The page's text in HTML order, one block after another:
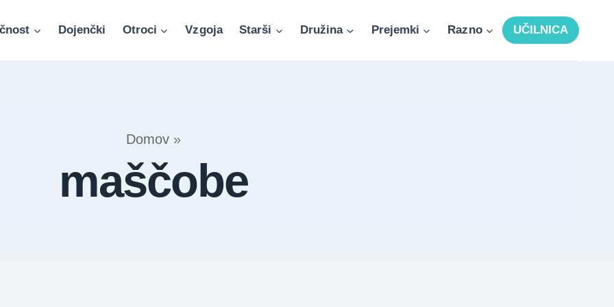
Dojenčki Otroci Vzgoja Starši Družina Prejemki Razno UČILNICA
Domov »
maščobe